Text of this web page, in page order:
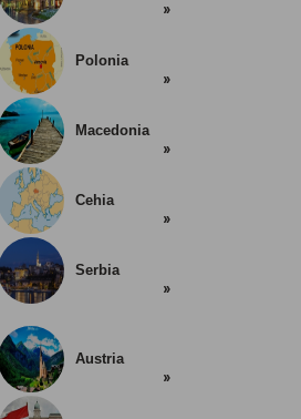
Polonia
Macedonia
Cehia
Serbia
Austria